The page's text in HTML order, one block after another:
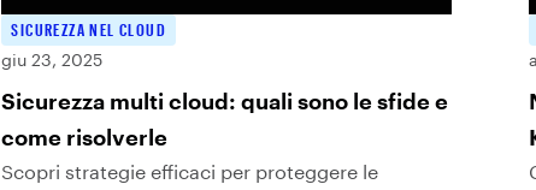
SICUREZZA NEL CLOUD
giu 23, 2025
Sicurezza multi cloud: quali sono le sfide e
come risolverle
Scopri strategie efficaci per proteggere le